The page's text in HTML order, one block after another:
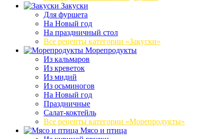
Закуски
Для фуршета
На Новый год
На праздничный стол
Все рецепты категории «Закуски»
Морепродукты
Из кальмаров
Из креветок
Из мидий
Из осьминогов
На Новый год
Праздничные
Салат-коктейль
Все рецепты категории «Морепродукты»
Мясо и птица